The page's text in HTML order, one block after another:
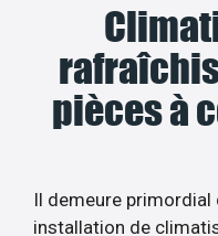
pièces à
Il demeure primordial
installation de